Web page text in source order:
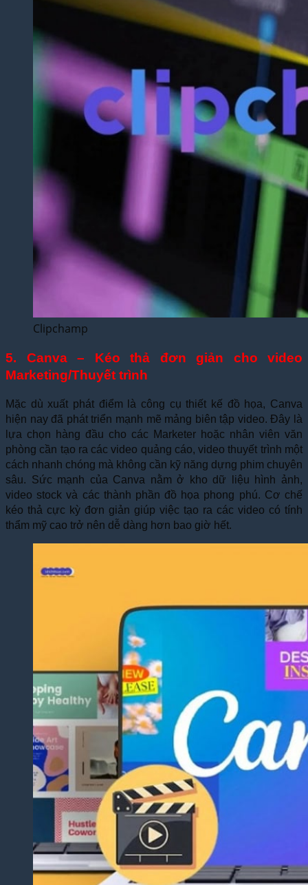
Clipchamp
5. Canva – Kéo thả đơn giản cho video
Marketing/Thuyết trình
Mặc dù xuất phát điểm là công cụ thiết kế đồ họa, Canva
hiện nay đã phát triển mạnh mẽ mảng biên tập video. Đây là
lựa chọn hàng đầu cho các Marketer hoặc nhân viên văn
phòng cần tạo ra các video quảng cáo, video thuyết trình một
cách nhanh chóng mà không cần kỹ năng dựng phim chuyên
sâu. Sức mạnh của Canva nằm ở kho dữ liệu hình ảnh,
video stock và các thành phần đồ họa phong phú. Cơ chế
kéo thả cực kỳ đơn giản giúp việc tạo ra các video có tính
thẩm mỹ cao trở nên dễ dàng hơn bao giờ hết.